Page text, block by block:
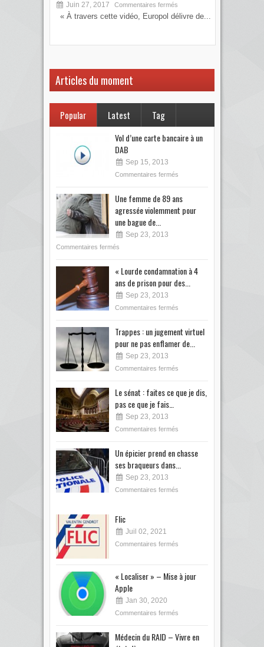
Juin 27, 2017 Commentaires fermés
« À travers cette vidéo, Europol délivre de...
Articles du moment
Popular Latest Tag
Vol d’une carte bancaire à un
DAB
Sep 15, 2013
Commentaires fermés
Une femme de 89 ans
agressée violemment pour
une bague de...
Sep 23, 2013
Commentaires fermés
« Lourde condamnation à 4
ans de prison pour des...
Sep 23, 2013
Commentaires fermés
Trappes : un jugement virtuel
pour ne pas enflamer de...
Sep 23, 2013
Commentaires fermés
Le sénat : faites ce que je dis,
pas ce que je fais…
Sep 23, 2013
Commentaires fermés
Un épicier prend en chasse
ses braqueurs dans...
Sep 23, 2013
Commentaires fermés
Flic
Juil 02, 2021
Commentaires fermés
« Localiser » – Mise à jour
Apple
Jan 30, 2020
Commentaires fermés
Médecin du RAID – Vivre en